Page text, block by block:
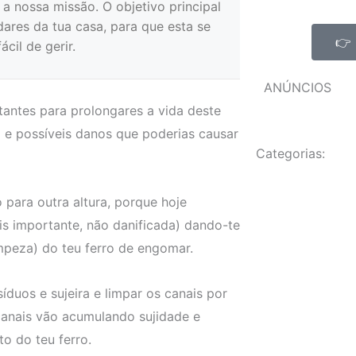
nossa missão. O objetivo principal
da tua casa, para que esta se
de gerir.
para prolongares a vida deste
possíveis danos que poderias causar
outra altura, porque hoje
importante, não danificada) dando-te
do teu ferro de engomar.
e sujeira e limpar os canais por
vão acumulando sujidade e
do teu ferro.
👉
ANÚNCIOS
Categorias: